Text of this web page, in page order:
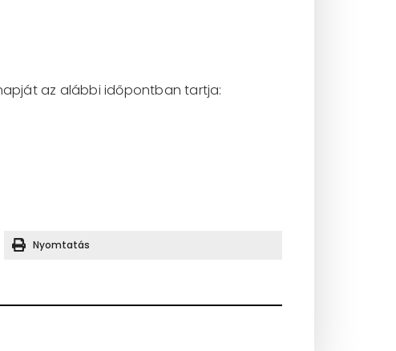
az alábbi időpontban tartja:
Nyomtatás